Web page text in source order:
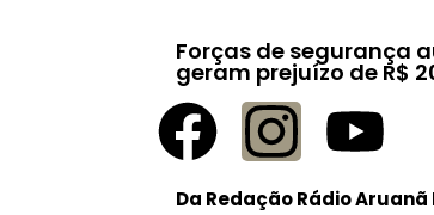
Forças de segurança
geram prejuízo de R$
Da Redação Rádio Aruanã